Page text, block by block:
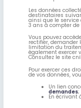
Les données
destinataires
ainsi que le
3 ans à compter
Vous pouvez
rectifier, demander
limitation du
également exercer
Consultez le site
Pour exercer ces
de vos données,
Un lien
demandes;
En écrivant